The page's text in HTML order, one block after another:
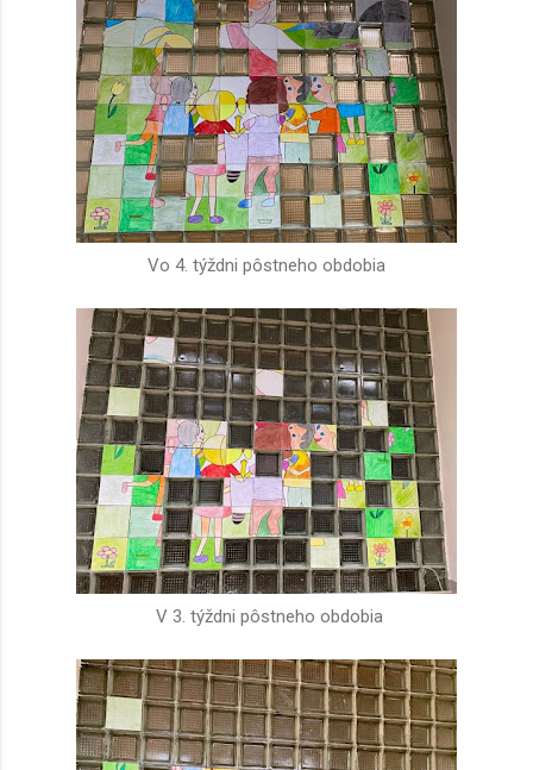
Vo 4. týždni pôstneho obdobia
V 3. týždni pôstneho obdobia